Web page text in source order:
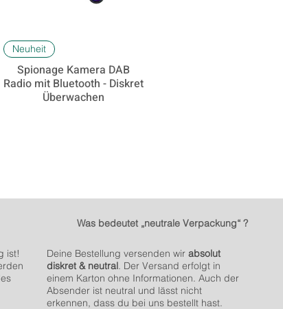
Schnellansicht
Neuheit
Spionage Kamera DAB
Radio mit Bluetooth - Diskret
Überwachen
ist!
Was bedeutet „neutrale Verpackung“ ?
Deine Bestellung versenden wir absolut
diskret & neutral. Der Versand erfolgt in
einem Karton ohne Informationen. Auch der
Absender ist neutral und lässt nicht
erkennen, dass du bei uns bestellt hast.